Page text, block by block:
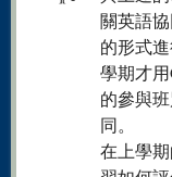
關英語
的形式
學期才
的參與
同。
在上學